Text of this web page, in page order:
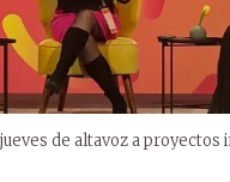
de altavoz a